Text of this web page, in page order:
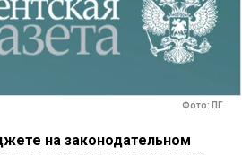
Фото: ПГ
на законодательном